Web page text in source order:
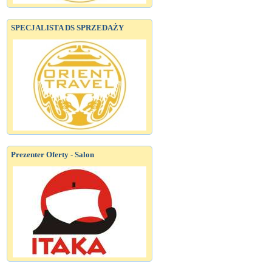
SPECJALISTA DS SPRZEDAŻY
Prezenter Oferty - Salon